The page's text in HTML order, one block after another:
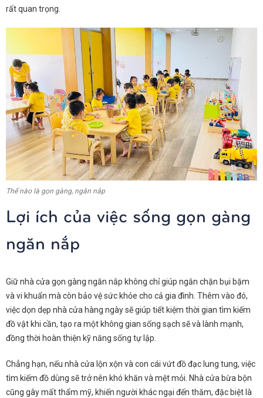
rất quan trọng.
Thế nào là gọn gàng, ngăn nắp
Lợi ích của việc sống gọn gàng
ngăn nắp
Giữ nhà cửa gọn gàng ngăn nắp không chỉ giúp ngăn chặn bụi bặm
và vi khuẩn mà còn bảo vệ sức khỏe cho cả gia đình. Thêm vào đó,
việc dọn dẹp nhà cửa hàng ngày sẽ giúp tiết kiệm thời gian tìm kiếm
đồ vật khi cần, tạo ra một không gian sống sạch sẽ và lành mạnh,
đồng thời hoàn thiện kỹ năng sống tự lập.
Chẳng hạn, nếu nhà cửa lộn xộn và con cái vứt đồ đạc lung tung, việc
tìm kiếm đồ dùng sẽ trở nên khó khăn và mệt mỏi. Nhà cửa bừa bộn
cũng gây mất thẩm mỹ, khiến người khác ngại đến thăm, đặc biệt là